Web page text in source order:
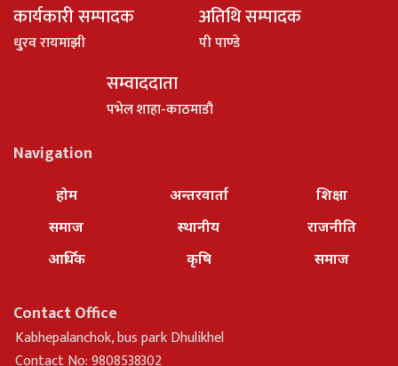
कार्यकारी सम्पादक
धु्रव रायमाझी
अतिथि सम्पादक
पी पाण्डे
सम्वाददाता
पभेल शाहा-काठमाडौ
Navigation
होम
समाज
आर्थिक
अन्तरवार्ता
स्थानीय
कृषि
शिक्षा
राजनीति
समाज
Contact Office
Kabhepalanchok, bus park Dhulikhel
Contact No: 9808538302